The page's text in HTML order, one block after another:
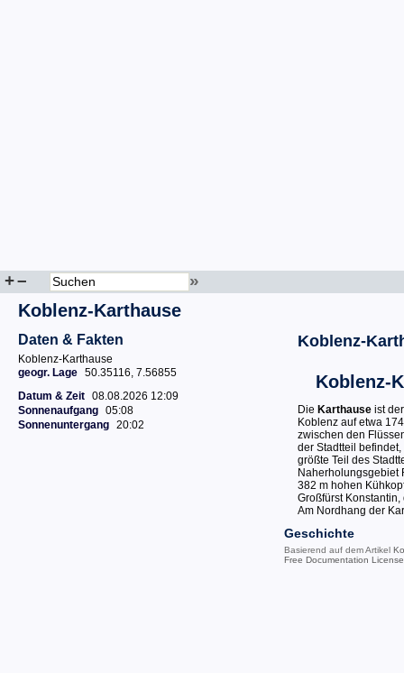
+– »
Koblenz-Karthause
Daten & Fakten
Koblenz-Karthause
geogr. Lage 50.35116, 7.56855
Datum & Zeit 08.08.2026 12:09
Sonnenaufgang 05:08
Sonnenuntergang 20:02
Koblenz-
Koblenz-
Die Karthause ist
Koblenz auf etwa
zwischen den
der Stadtteil
größte Teil des
Naherholungsgebiet
382 m hohen
Großfürst
Am Nordhang der
Geschichte
Basierend auf dem Artikel
Free Documentation License